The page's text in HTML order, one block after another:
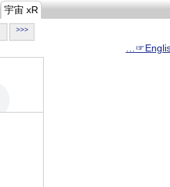
宇宙 xR
>>>